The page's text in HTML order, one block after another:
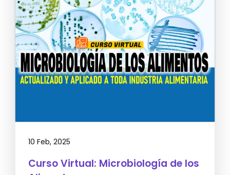
10 Feb, 2025
Curso Virtual: Microbiología de los